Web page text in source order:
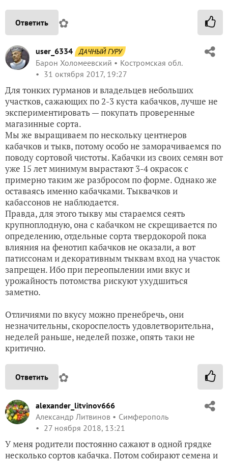
Ответить ✿
user_6334 ДАЧНЫЙ ГУРУ
Барон Холомеевский
Костромская обл.
31 октября 2017, 19:27
Для тонких гурманов и владельцев небольших
участков, сажающих по 2-3 куста кабачков, лучше не
экспериментировать — покупать проверенные
магазинные сорта.
Мы же выращиваем по нескольку центнеров
кабачков и тыкв, потому особо не заморачиваемся по
поводу сортовой чистоты. Кабачки из своих семян вот
уже 15 лет минимум вырастают 3-4 окрасок с
примерно таким же разбросом по форме. Однако же
оставаясь именно кабачками. Тыквачков и
кабассонов не наблюдается.
Правда, для этого тыкву мы стараемся сеять
крупноплодную, она с кабачком не скрещивается по
определению, отдельные сорта твердокорой пока
влияния на фенотип кабачков не оказали, а вот
патиссонам и декоративным тыквам вход на участок
запрещен. Ибо при переопылении ими вкус и
урожайность потомства рискуют ухудшиться
заметно.
Отличиями по вкусу можно пренебречь, они
незначительны, скороспелость удовлетворительна,
неделей раньше, неделей позже, опять таки не
критично.
Ответить ✿
alexander_litvinov666
Александр Литвинов
Симферополь
27 ноября 2018, 13:21
У меня родители постоянно сажают в одной грядке
несколько сортов кабачка. Потом собирают семена и